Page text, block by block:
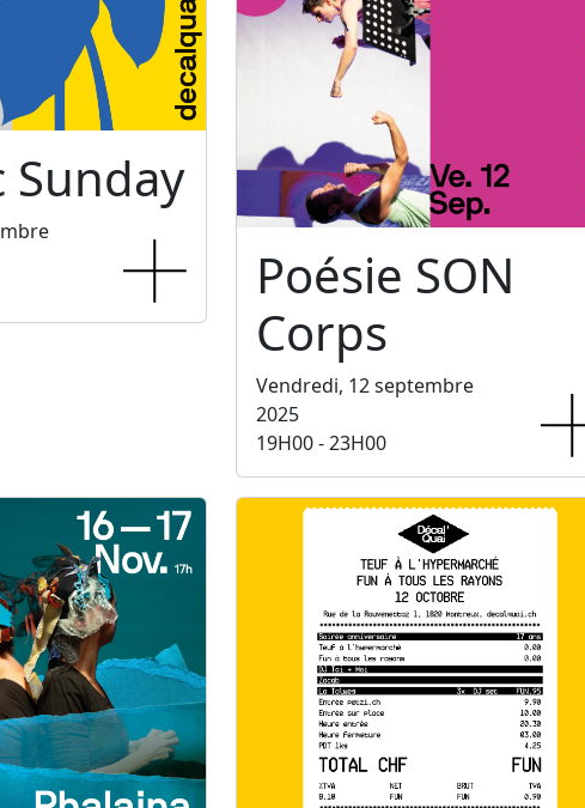
Sunday
Poésie SON
Corps
Vendredi, 12 septembre
2025
19H00 - 23H00